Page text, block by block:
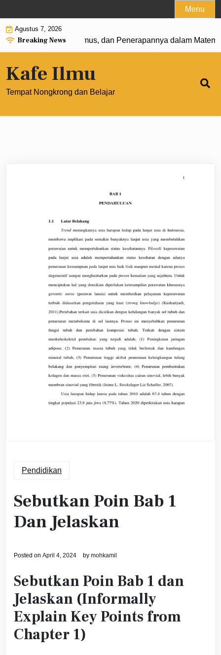
to
content
Menu
Agustus 7, 2026
Breaking News
0: Pengertian, Rumus, dan Penerapannya dalam
Kafe Ilmu
Tempat Nongkrong dan Belajar
Pendidikan
Sebutkan Poin Bab 1
Dan Jelaskan
Posted on April 4, 2024 by mohkamil
Sebutkan Poin Bab 1 dan
Jelaskan (Informally
Explain Key Points from
Chapter 1)